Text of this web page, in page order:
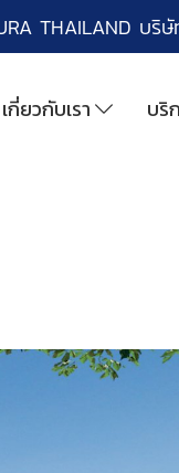
THAILAND บ
เกี่ยวกับเรา บริ